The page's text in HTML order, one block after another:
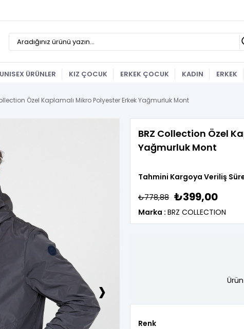
UNISEX ÜRÜNLER KIZ ÇOCUK ERKEK ÇOCUK KADIN ERKEK
Özel Kaplamalı Mikro Polyester Erkek Yağmurluk Mont
›
BRZ Collection Özel
Yağmurluk Mont
Tahmini Kargoya Veriliş
₺778,88 ₺399,00
Marka : BRZ COLLECTION
Renk